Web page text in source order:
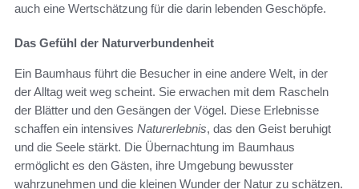
auch eine Wertschätzung für die darin lebenden Geschöpfe.
Das Gefühl der Naturverbundenheit
Ein Baumhaus führt die Besucher in eine andere Welt, in der
der Alltag weit weg scheint. Sie erwachen mit dem Rascheln
der Blätter und den Gesängen der Vögel. Diese Erlebnisse
schaffen ein intensives Naturerlebnis, das den Geist beruhigt
und die Seele stärkt. Die Übernachtung im Baumhaus
ermöglicht es den Gästen, ihre Umgebung bewusster
wahrzunehmen und die kleinen Wunder der Natur zu schätzen.